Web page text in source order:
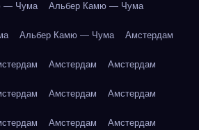
— Чума Альбер Камю — Чума
Альбер Камю — Чума Амстердам
Амстердам Амстердам
Амстердам Амстердам
Амстердам Амстердам